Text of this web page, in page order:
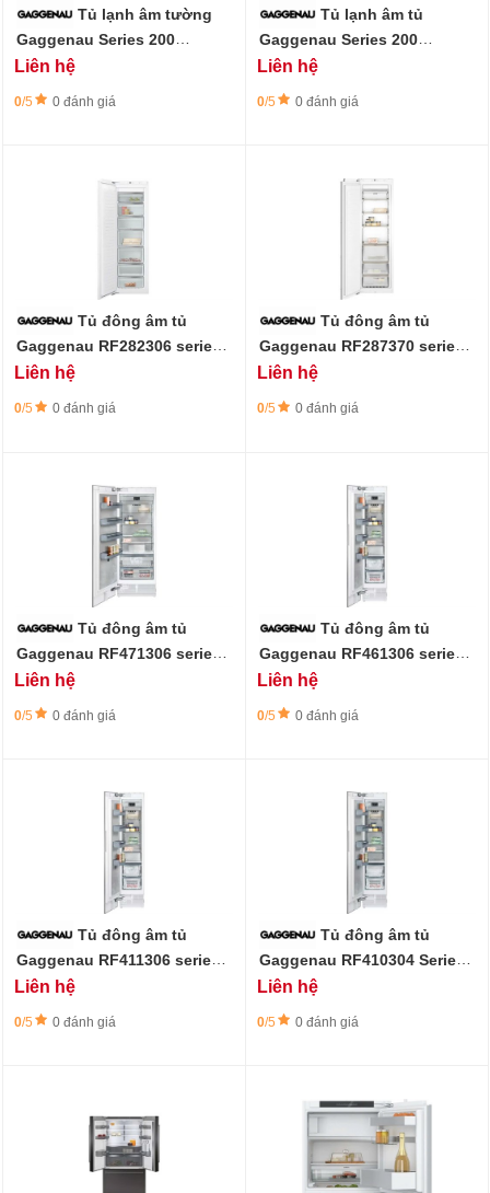
Tủ lạnh âm tường
Gaggenau Series 200
RC282306
Liên hệ
0/5 0 đánh giá
Tủ lạnh âm tủ
Gaggenau Series 200
RT282306
Liên hệ
0/5 0 đánh giá
Tủ đông âm tủ
Gaggenau RF282306 series
200 - 212L
Liên hệ
0/5 0 đánh giá
Tủ đông âm tủ
Gaggenau RF287370 series
200 - 212L
Liên hệ
0/5 0 đánh giá
Tủ đông âm tủ
Gaggenau RF471306 series
400 - 445L - Làm đá tự động
Liên hệ
0/5 0 đánh giá
Tủ đông âm tủ
Gaggenau RF461306 series
400 - 344L - Làm đá tự động
Liên hệ
0/5 0 đánh giá
Tủ đông âm tủ
Gaggenau RF411306 series
400 - 240L - làm đá tự động
Liên hệ
0/5 0 đánh giá
Tủ đông âm tủ
Gaggenau RF410304 Series
400 - 240L
Liên hệ
0/5 0 đánh giá